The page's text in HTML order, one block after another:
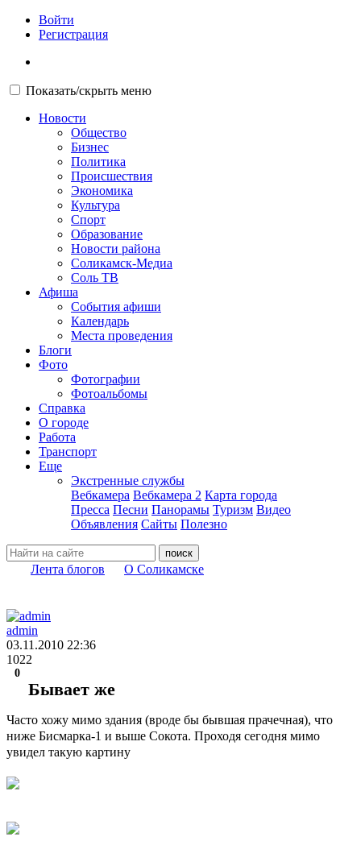
Войти
Регистрация
Показать/скрыть меню
Новости
Общество
Бизнес
Политика
Происшествия
Экономика
Культура
Спорт
Образование
Новости района
Соликамск-Медиа
Соль ТВ
Афиша
События афиши
Календарь
Места проведения
Блоги
Фото
Фотографии
Фотоальбомы
Справка
О городе
Работа
Транспорт
Еще
Экстренные службы
Вебкамера Вебкамера 2 Карта города
Пресса Песни Панорамы Туризм Видео
Объявления Сайты Полезно
Лента блогов О Соликамске
admin
03.11.2010 22:36
1022
0
Бывает же
Часто хожу мимо здания (вроде бы бывшая прачечная), что
ниже Бисмарка-1 и выше Сокота. Проходя сегодня мимо
увидел такую картину